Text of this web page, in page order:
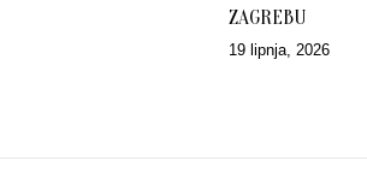
ZAGREBU
19 lipnja, 2026